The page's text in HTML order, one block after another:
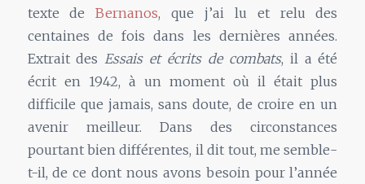
texte deBernanos, que j’ai lu et relu des
centaines de fois dans les dernières années.
Extrait desEssais et écrits de combats, il a été
écrit en 1942, à un moment où il était plus
difficile que jamais, sans doute, de croire en un
avenir meilleur. Dans des circonstances
pourtant bien différentes, il dit tout, me semble-
t-il, de ce dont nous avons besoin pour l’année